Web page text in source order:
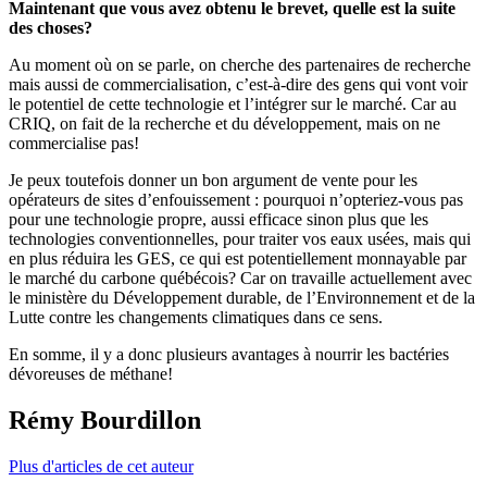
Maintenant que vous avez obtenu le brevet, quelle est la suite
des choses?
Au moment où on se parle, on cherche des partenaires de recherche
mais aussi de commercialisation, c’est-à-dire des gens qui vont voir
le potentiel de cette technologie et l’intégrer sur le marché. Car au
CRIQ, on fait de la recherche et du développement, mais on ne
commercialise pas!
Je peux toutefois donner un bon argument de vente pour les
opérateurs de sites d’enfouissement : pourquoi n’opteriez-vous pas
pour une technologie propre, aussi efficace sinon plus que les
technologies conventionnelles, pour traiter vos eaux usées, mais qui
en plus réduira les GES, ce qui est potentiellement monnayable par
le marché du carbone québécois? Car on travaille actuellement avec
le ministère du Développement durable, de l’Environnement et de la
Lutte contre les changements climatiques dans ce sens.
En somme, il y a donc plusieurs avantages à nourrir les bactéries
dévoreuses de méthane!
Rémy Bourdillon
Plus d'articles de cet auteur